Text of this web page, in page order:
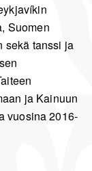
Suomen
sekä tanssi ja
ja Kainuun
vuosina 2016-